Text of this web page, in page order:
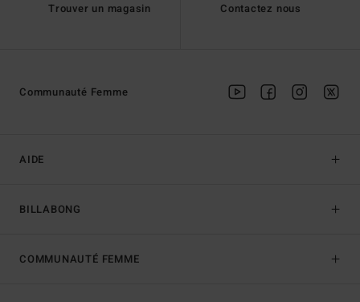
Trouver un magasin Contactez nous
AIDE
BILLABONG
Communauté Femme
COMMUNAUTÉ FEMME